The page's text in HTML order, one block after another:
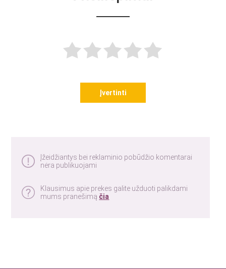
Įvertinti
Įžeidžiantys bei reklaminio pobūdžio komentarai
nėra publikuojami
Klausimus apie prekes galite užduoti palikdami
mums pranešimą čia